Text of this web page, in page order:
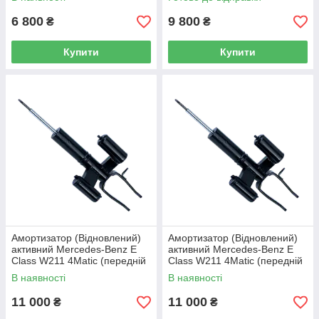
(передня)
6 800 ₴
Купити
9 800 ₴
Купити
Амортизатор (Відновлений)
активний Mercedes-Benz E
Class W211 4Matic (передній
лівий)
В наявності
11 000 ₴
Амортизатор (Відновлений)
активний Mercedes-Benz E
Class W211 4Matic (передній
правий)
В наявності
11 000 ₴